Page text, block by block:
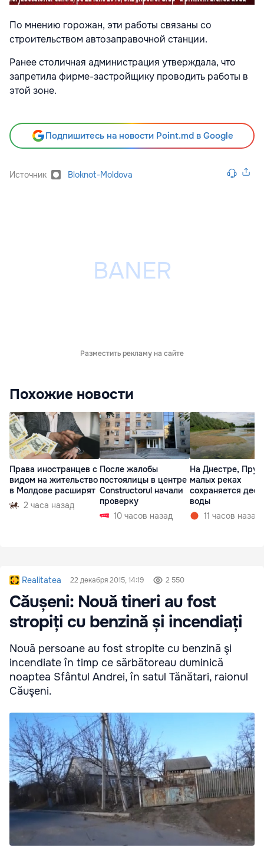
По мнению горожан, эти работы связаны со
строительством автозаправочной станции.
Ранее столичная администрация утверждала, что
запретила фирме-застройщику проводить работы в
этой зоне.
Подпишитесь на новости Point.md в Google
Источник Bloknot-Moldova
Разместить рекламу на сайте
Похожие новости
Права иностранцев с
видом на жительство
в Молдове расширят
2 часа назад
После жалобы
постоялицы в центре
Constructorul начали
проверку
10 часов назад
На Днестре,
малых реках
сохраняется
воды
11 часов назад
Realitatea 22 декабря 2015, 14:19 2 550
Căușeni: Nouă tineri au fost
stropiți cu benzină și incendiați
Nouă persoane au fost stropite cu benzină şi
incendiate în timp ce sărbătoreau duminică
noaptea Sfântul Andrei, în satul Tănătari, raionul
Căuşeni.